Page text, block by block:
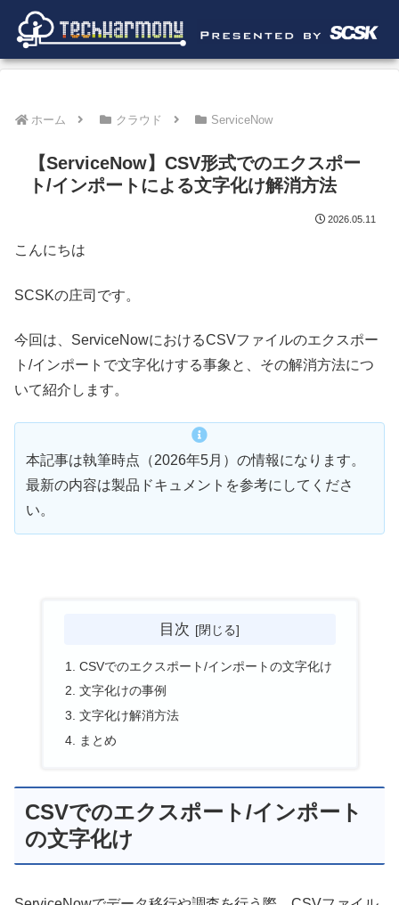
ホーム クラウド ServiceNow
【ServiceNow】CSV形式でのエクスポー
ト/インポートによる文字化け解消方法
2026.05.11
こんにちは
SCSKの庄司です。
今回は、ServiceNowにおけるCSVファイルのエクスポー
ト/インポートで文字化けする事象と、その解消方法につ
いて紹介します。
本記事は執筆時点（2026年5月）の情報になります。
最新の内容は製品ドキュメントを参考にしてくださ
い。
目次
CSVでのエクスポート/インポートの文字化け
文字化けの事例
文字化け解消方法
まとめ
CSVでのエクスポート/インポート
の文字化け